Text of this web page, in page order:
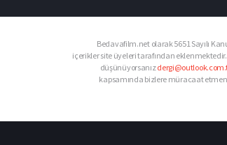
Bedavafilm.net olarak 5651 Sayılı
içerikler site üyeleri tarafından
düşünüyorsanız
kapsamında bizlere müracaat